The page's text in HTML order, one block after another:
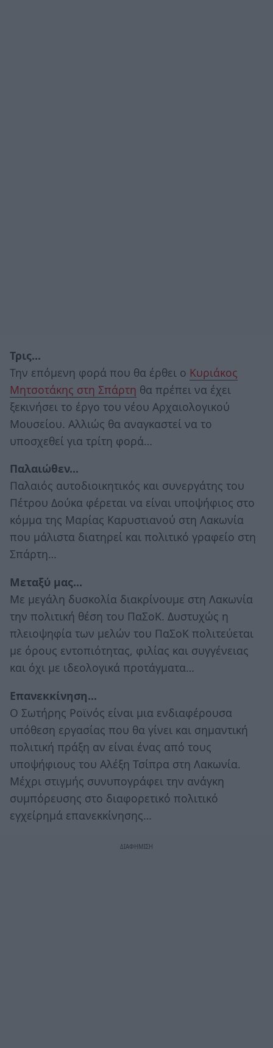
Τρις…
Την επόμενη φορά που θα έρθει ο Κυριάκος
Μητσοτάκης στη Σπάρτη θα πρέπει να έχει
ξεκινήσει το έργο του νέου Αρχαιολογικού
Μουσείου. Αλλιώς θα αναγκαστεί να το
υποσχεθεί για τρίτη φορά…
Παλαιώθεν…
Παλαιός αυτοδιοικητικός και συνεργάτης του
Πέτρου Δούκα φέρεται να είναι υποψήφιος στο
κόμμα της Μαρίας Καρυστιανού στη Λακωνία
που μάλιστα διατηρεί και πολιτικό γραφείο στη
Σπάρτη…
Μεταξύ μας…
Με μεγάλη δυσκολία διακρίνουμε στη Λακωνία
την πολιτική θέση του ΠαΣοΚ. Δυστυχώς η
πλειοψηφία των μελών του ΠαΣοΚ πολιτεύεται
με όρους εντοπιότητας, φιλίας και συγγένειας
και όχι με ιδεολογικά προτάγματα…
Επανεκκίνηση…
Ο Σωτήρης Ροϊνός είναι μια ενδιαφέρουσα
υπόθεση εργασίας που θα γίνει και σημαντική
πολιτική πράξη αν είναι ένας από τους
υποψήφιους του Αλέξη Τσίπρα στη Λακωνία.
Μέχρι στιγμής συνυπογράφει την ανάγκη
συμπόρευσης στο διαφορετικό πολιτικό
εγχείρημά επανεκκίνησης…